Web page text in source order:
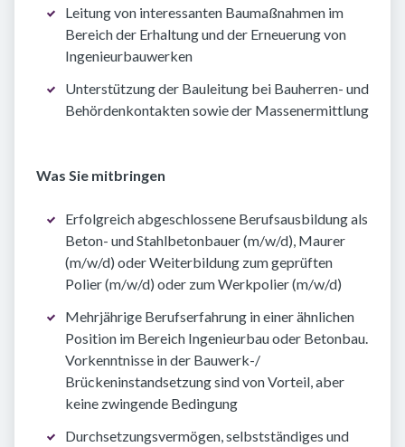
Leitung von interessanten Baumaßnahmen im
Bereich der Erhaltung und der Erneuerung von
Ingenieurbauwerken
Unterstützung der Bauleitung bei Bauherren- und
Behördenkontakten sowie der Massenermittlung
Was Sie mitbringen
Erfolgreich abgeschlossene Berufsausbildung als
Beton- und Stahlbetonbauer (m/w/d), Maurer
(m/w/d) oder Weiterbildung zum geprüften
Polier (m/w/d) oder zum Werkpolier (m/w/d)
Mehrjährige Berufserfahrung in einer ähnlichen
Position im Bereich Ingenieurbau oder Betonbau.
Vorkenntnisse in der Bauwerk-/
Brückeninstandsetzung sind von Vorteil, aber
keine zwingende Bedingung
Durchsetzungsvermögen, selbstständiges und